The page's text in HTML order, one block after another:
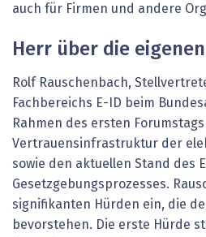
auch für Firmen und andere
Herr über die
Rolf Rauschenbach,
Fachbereichs E-ID beim
Rahmen des ersten
Vertrauensinfrastruktur der
sowie den aktuellen Stand des
Gesetzgebungsprozesses.
signifikanten Hürden ein, die
bevorstehen. Die erste Hürde